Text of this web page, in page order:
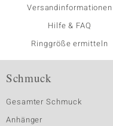
Versandinformationen
Hilfe & FAQ
Ringgröße ermitteln
Schmuck
Gesamter Schmuck
Anhänger